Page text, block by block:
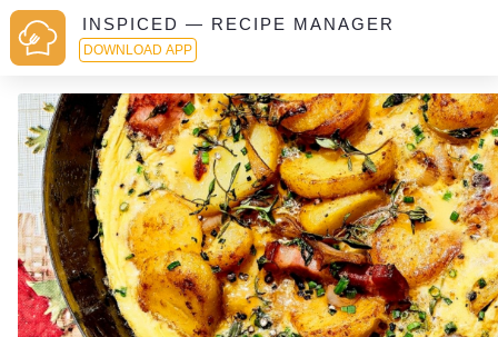
INSPICED — RECIPE MANAGER
DOWNLOAD APP